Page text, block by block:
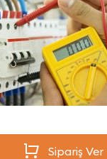
Sipariş Ver